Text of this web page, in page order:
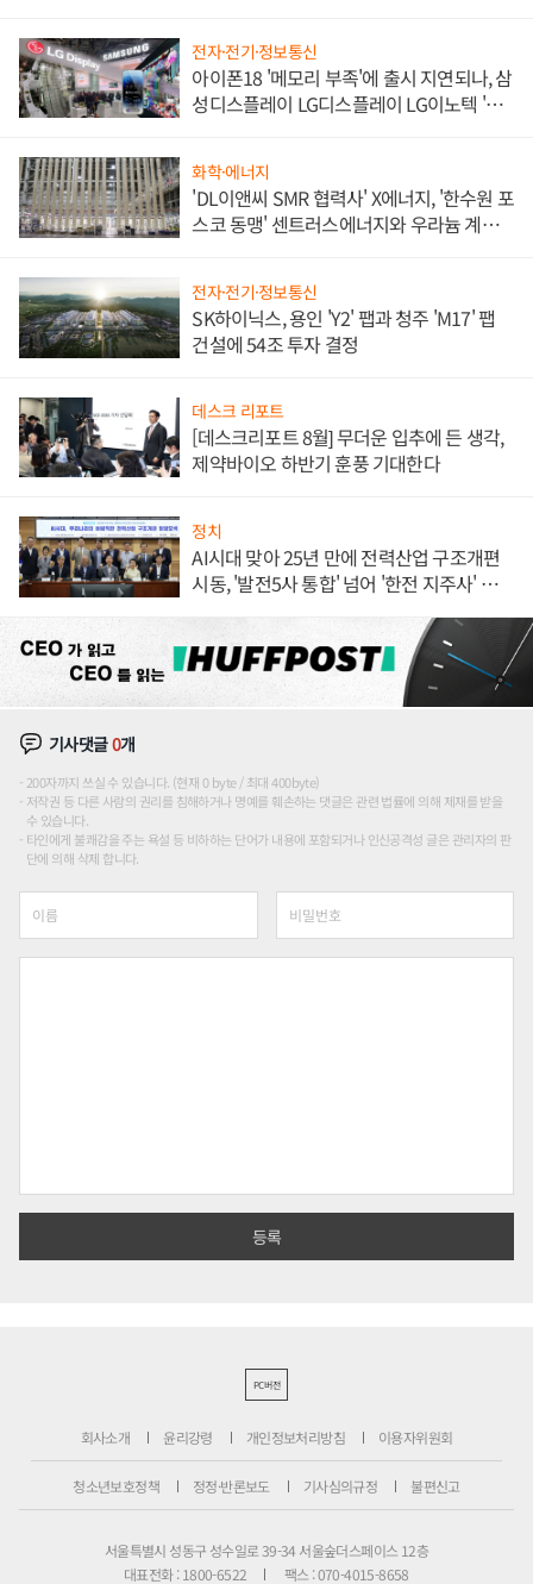
전자·전기·정보통신
아이폰18 '메모리 부족'에 출시 지연되나, 삼
성디스플레이 LG디스플레이 LG이노텍 '탈
화학·에너지
'DL이앤씨 SMR 협력사' X에너지, '한수원 포
스코 동맹' 센트러스에너지와 우라늄 계약
전자·전기·정보통신
SK하이닉스, 용인 'Y2' 팹과 청주 'M17' 팹
건설에 54조 투자 결정
데스크 리포트
[데스크리포트 8월] 무더운 입추에 든 생각,
제약바이오 하반기 훈풍 기대한다
정치
AI시대 맞아 25년 만에 전력산업 구조개편
시동, '발전5사 통합' 넘어 '한전 지주사' 재편
기사댓글0개
200자까지 쓰실 수 있습니다. (현재 0 byte / 최대 400byte)
저작권 등 다른 사람의 권리를 침해하거나 명예를 훼손하는 댓글은 관련 법률에 의해 제재를 받을
수 있습니다.
타인에게 불쾌감을 주는 욕설 등 비하하는 단어가 내용에 포함되거나 인신공격성 글은 관리자의 판
단에 의해 삭제 합니다.
PC버전
회사소개 윤리강령 개인정보처리방침 이용자위원회
청소년보호정책 정정·반론보도 기사심의규정 불편신고
서울특별시 성동구 성수일로 39-34 서울숲더스페이스 12층
대표전화 : 1800-6522
팩스 : 070-4015-8658